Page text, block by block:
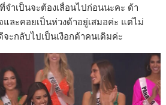
ำเป็นจะต้องเลื่อนไปก่อนนะคะ ด้า
ละคอยเป็นห่วงด้าอยู่เสมอค่ะ แต่ไม่
ะกลับไปเป็นเงือกด้าคนเดิมค่ะ